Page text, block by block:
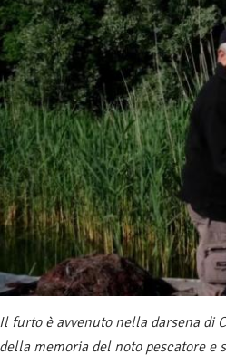
Il furto è avvenuto nella darsena di
della memoria del noto pescatore e